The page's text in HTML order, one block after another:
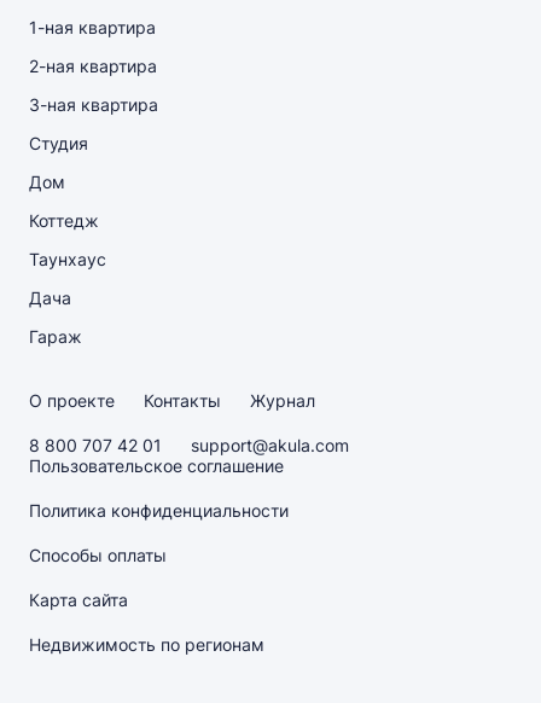
1-ная квартира
2-ная квартира
3-ная квартира
Студия
Дом
Коттедж
Таунхаус
Дача
Гараж
О проекте Контакты Журнал
8 800 707 42 01
support@akula.com
Пользовательское соглашение
Политика конфиденциальности
Способы оплаты
Карта сайта
Недвижимость по регионам